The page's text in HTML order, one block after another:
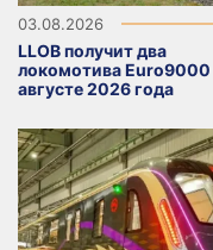
03.08.2026
LLOB получит два
локомотива Euro9000
августе 2026 года